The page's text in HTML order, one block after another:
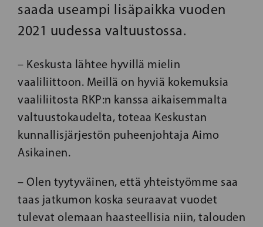
saada useampi lisäpaikka vuoden
2021 uudessa valtuustossa.
– Keskusta lähtee hyvillä mielin
vaaliliittoon. Meillä on hyviä kokemuksia
vaaliliitosta RKP:n kanssa aikaisemmalta
valtuustokaudelta, toteaa Keskustan
kunnallisjärjestön puheenjohtaja Aimo
Asikainen.
– Olen tyytyväinen, että yhteistyömme saa
taas jatkumon koska seuraavat vuodet
tulevat olemaan haasteellisia niin, talouden